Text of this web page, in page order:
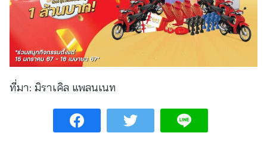
ที่มา: มิราเคิล แพลนเนท